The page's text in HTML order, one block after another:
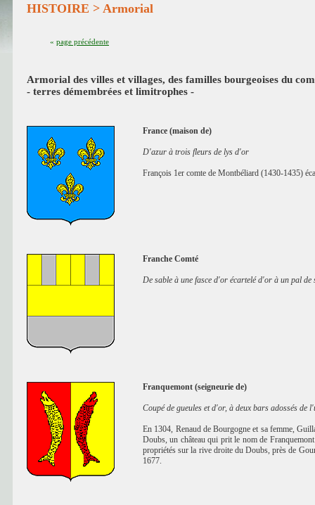
HISTOIRE > Armorial
« page précédente
Armorial des villes et villages, des familles bourgeoises du
- terres démembrées et limitrophes -
France (maison de)
D'azur à trois fleurs de lys d'or
François 1er comte de Montbéliard (1430-1435)
Franche Comté
De sable à une fasce d'or écartelé d'or à un pal de
Franquemont (seigneurie de)
Coupé de gueules et d'or, à deux bars adossés de
En 1304, Renaud de Bourgogne et sa femme,
Doubs, un château qui prit le nom de
propriétés sur la rive droite du Doubs, près de
1677.